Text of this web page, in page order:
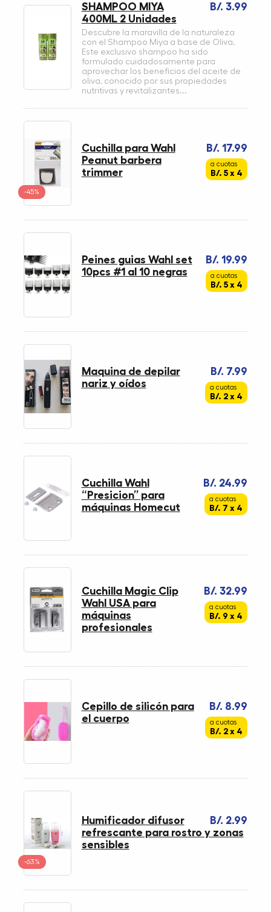
B/. 3.99
SHAMPOO MIYA
400ML 2 Unidades
Descubre la maravilla de la naturaleza
con el Shampoo Miya a base de Oliva.
Este exclusivo shampoo ha sido
formulado cuidadosamente para
aprovechar los beneficios del aceite de
oliva, conocido por sus propiedades
nutritivas y revitalizantes...
-45%
B/. 17.99
a cuotas
B/. 5 x 4
Cuchilla para Wahl
Peanut barbera
trimmer
B/. 19.99
a cuotas
B/. 5 x 4
Peines guias Wahl set
10pcs #1 al 10 negras
B/. 7.99
a cuotas
B/. 2 x 4
Maquina de depilar
nariz y oídos
B/. 24.99
a cuotas
B/. 7 x 4
Cuchilla Wahl
“Presicion” para
máquinas Homecut
B/. 32.99
a cuotas
B/. 9 x 4
Cuchilla Magic Clip
Wahl USA para
máquinas
profesionales
B/. 8.99
a cuotas
B/. 2 x 4
Cepillo de silicón para
el cuerpo
-63%
B/. 2.99
Humificador difusor
refrescante para rostro y zonas
sensibles